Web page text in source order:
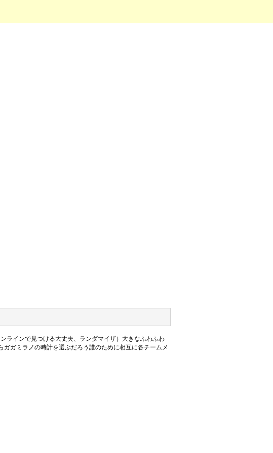
ラインで見つける大丈夫、ランダマイザ）大きなふわふわ
ガミラノの時計を選ぶだろう誰のために相互に各チームメ